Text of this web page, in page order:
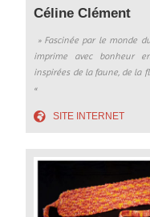
Céline Clément
» Fascinée par le monde
imprime avec bonheur
inspirées de la faune, de la
«
SITE INTERNET